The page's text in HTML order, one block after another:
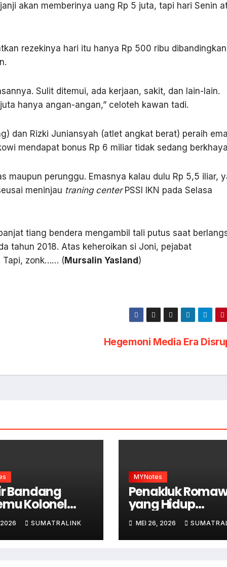
akan memberinya uang Rp 5 juta, tapi hari Senin
rezekinya hari itu hanya Rp 500 ribu dibandingkan
Sulit ditemui, ada kerjaan, sakit, dan lain-lain.
hanya angan-angan,” celoteh kawan tadi.
dan Rizki Juniansyah (atlet angkat berat) peraih
mendapat bonus Rp 6 miliar tidak sedang
maupun perunggu. Emasnya kalau dulu Rp 5,5 iliar,
meninjau traning centerPSSI IKN pada Selasa
tiang bendera mengambil tali putus saat
tahun 2018. Atas keheroikan si Joni, pejabat
Tapi, zonk…… ( Mursalin Yasland )
Hegemoni Media Era
Bandang
Kolonel
SUMATRALINK
MYNotes
Penakluk
yang Hidup
Sederhana
MEI 26, 2026